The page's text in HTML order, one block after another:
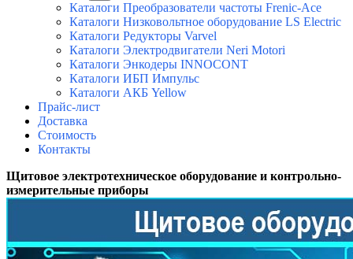
Каталоги Преобразователи частоты Frenic-Ace
Каталоги Низковольтное оборудование LS Electric
Каталоги Редукторы Varvel
Каталоги Электродвигатели Neri Motori
Каталоги Энкодеры INNOCONT
Каталоги ИБП Импульс
Каталоги АКБ Yellow
Прайс-лист
Доставка
Стоимость
Контакты
Щитовое электротехническое оборудование и контрольно-
измерительные приборы